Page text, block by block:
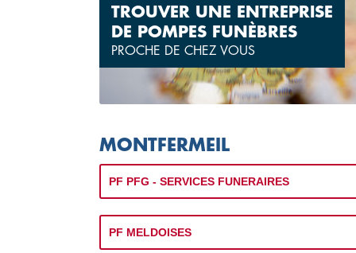
TROUVER UNE ENTREPRISE
DE POMPES FUNÈBRES
PROCHE DE CHEZ VOUS
MONTFERMEIL
PF PFG - SERVICES FUNERAIRES
PF MELDOISES